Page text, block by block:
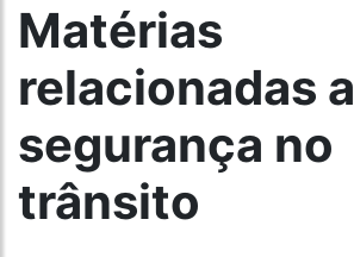
Matérias
relacionadas a
segurança no
trânsito